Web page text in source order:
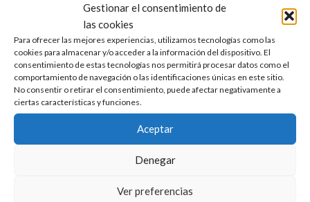
Gestionar el consentimiento de
las cookies
Para ofrecer las mejores experiencias, utilizamos tecnologías como las
cookies para almacenar y/o acceder a la información del dispositivo. El
consentimiento de estas tecnologías nos permitirá procesar datos como el
comportamiento de navegación o las identificaciones únicas en este sitio.
No consentir o retirar el consentimiento, puede afectar negativamente a
ciertas características y funciones.
Aceptar
Denegar
Ver preferencias
No solo eso, el conjunto se
completa con una serie de
elementos clave en él: una
camiseta de su fundación,
zapatillas Nike Terminator
altas, auriculares Beats, gafas
de sol, una riñonera, un reloj y,
por supuesto, su icónica banda
tamaño más alto que la media
del resto de muñecos, mide